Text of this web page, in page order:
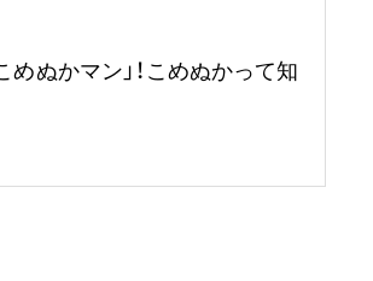
ぬかマン」！こめぬかって知